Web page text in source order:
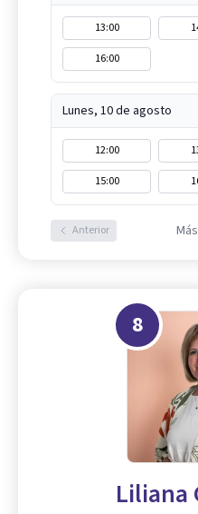
13:00
16:00
Lunes, 10 de agosto
12:00
15:00
Anterior
8
Liliana